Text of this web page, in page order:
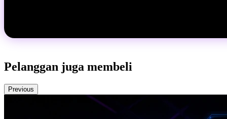
Pelanggan juga membeli
Previous